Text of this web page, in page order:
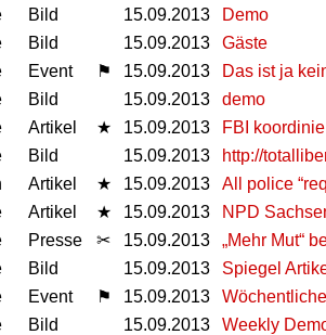
Bild 15.09.2013
Demo
Bild 15.09.2013
Gäste
Event ⚑ 15.09.2013
Das ist ja
Bild 15.09.2013
demo
Artikel ★ 15.09.2013
FBI
Bild 15.09.2013
http://
Artikel ★ 15.09.2013
All police
Artikel ★ 15.09.2013
NPD
Presse ✂ 15.09.2013
„Mehr Mut“
Bild 15.09.2013
Spiegel
Event ⚑ 15.09.2013
Bild 15.09.2013
Weekly